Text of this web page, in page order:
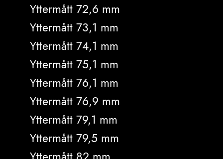
Yttermått 72,6 mm
Yttermått 73,1 mm
Yttermått 74,1 mm
Yttermått 75,1 mm
Yttermått 76,1 mm
Yttermått 76,9 mm
Yttermått 79,1 mm
Yttermått 79,5 mm